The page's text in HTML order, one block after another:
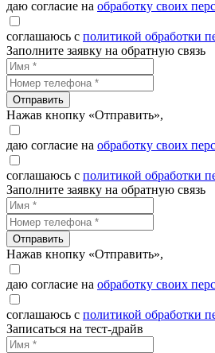
даю согласие на обработку своих
соглашаюсь с политикой обработки
Заполните заявку на обратную связь
Отправить
Нажав кнопку «Отправить»,
даю согласие на обработку своих
соглашаюсь с политикой обработки
Заполните заявку на обратную связь
Отправить
Нажав кнопку «Отправить»,
даю согласие на обработку своих
соглашаюсь с политикой обработки
Записаться на тест-драйв